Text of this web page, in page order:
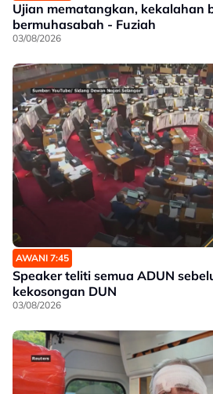
Ujian mematangkan, kekalahan
bermuhasabah - Fuziah
03/08/2026
AWANI 7:45
Speaker teliti semua ADUN
kekosongan DUN
03/08/2026